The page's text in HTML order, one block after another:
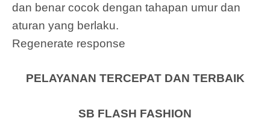
dan benar cocok dengan tahapan umur dan
aturan yang berlaku.
Regenerate response
PELAYANAN TERCEPAT DAN TERBAIK
SB FLASH FASHION